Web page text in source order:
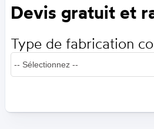
Devis gratuit et
Type de fabrication